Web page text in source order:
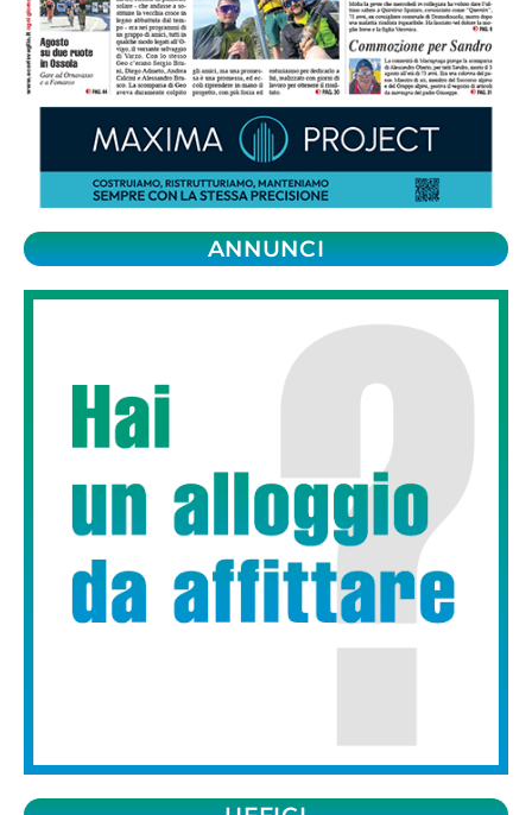
ANNUNCI